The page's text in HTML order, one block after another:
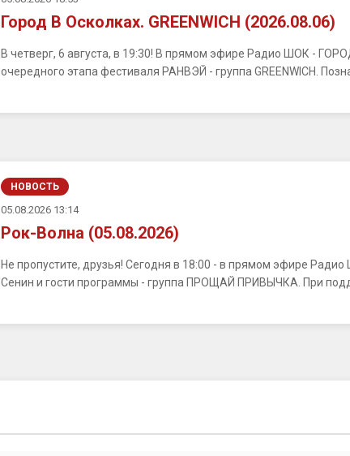
Город В Осколках. GREENWICH (2026.08.06)
В четверг, 6 августа, в 19:30! В прямом эфире Радио ШОК -
очередного этапа фестиваля РАНВЭЙ - группа GREENWICH.
НОВОСТЬ
05.08.2026 13:14
Рок-Волна (05.08.2026)
Не пропустите, друзья! Сегодня в 18:00 - в прямом эфире
Сенин и гости программы - группа ПРОЩАЙ ПРИВЫЧКА. При